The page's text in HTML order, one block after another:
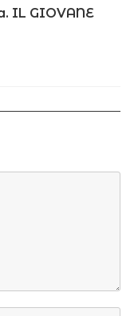
IL GIOVANE